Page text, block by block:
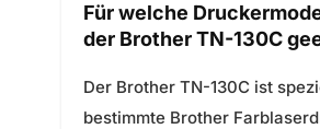
Für welche
der Brother TN-130C
Der Brother TN-130C ist
bestimmte Brother